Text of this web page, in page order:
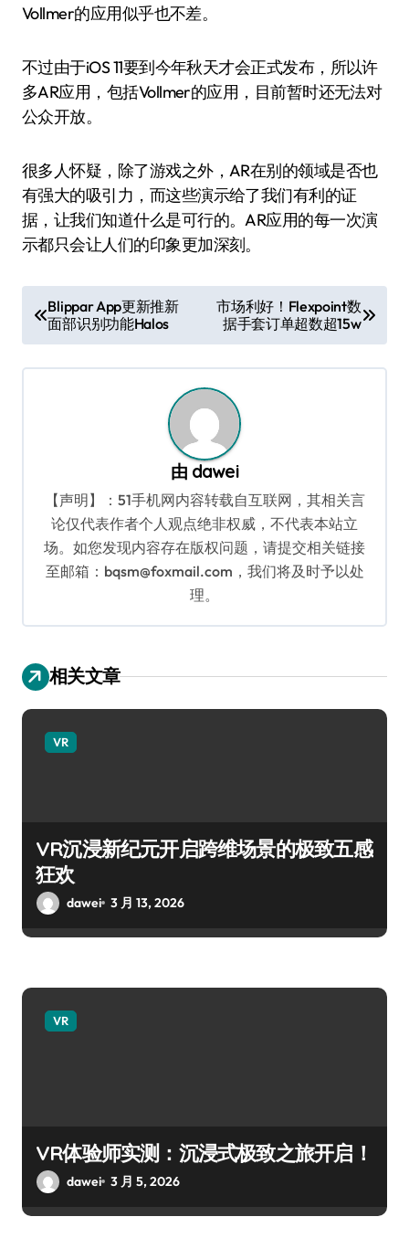
Vollmer的应用似乎也不差。
不过由于iOS 11要到今年秋天才会正式发布，所以许
多AR应用，包括Vollmer的应用，目前暂时还无法对
公众开放。
很多人怀疑，除了游戏之外，AR在别的领域是否也
有强大的吸引力，而这些演示给了我们有利的证
据，让我们知道什么是可行的。AR应用的每一次演
示都只会让人们的印象更加深刻。
章
导
Blippar App更新推新
面部识别功能Halos
市场利好！Flexpoint数
据手套订单超数超15w
由 dawei
【声明】：51手机网内容转载自互联网，其相关言
论仅代表作者个人观点绝非权威，不代表本站立
场。如您发现内容存在版权问题，请提交相关链接
至邮箱：bqsm@foxmail.com，我们将及时予以处
理。
相关文章
VR
VR沉浸新纪元开启跨维场景的极致五感
狂欢
dawei 3 月 13, 2026
VR
VR体验师实测：沉浸式极致之旅开启！
dawei 3 月 5, 2026